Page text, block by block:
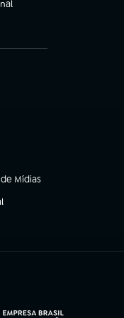
Mídias
aba)